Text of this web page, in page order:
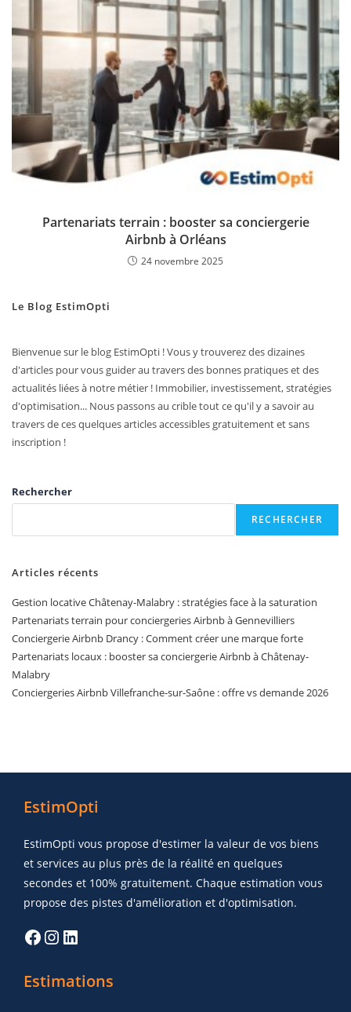
Partenariats terrain : booster sa conciergerie
Airbnb à Orléans
24 novembre 2025
Le Blog EstimOpti
Bienvenue sur le blog EstimOpti ! Vous y trouverez des dizaines
d'articles pour vous guider au travers des bonnes pratiques et des
actualités liées à notre métier ! Immobilier, investissement, stratégies
d'optimisation... Nous passons au crible tout ce qu'il y a savoir au
travers de ces quelques articles accessibles gratuitement et sans
inscription !
Rechercher
RECHERCHER
Articles récents
Gestion locative Châtenay-Malabry : stratégies face à la saturation
Partenariats terrain pour conciergeries Airbnb à Gennevilliers
Conciergerie Airbnb Drancy : Comment créer une marque forte
Partenariats locaux : booster sa conciergerie Airbnb à Châtenay-
Malabry
Conciergeries Airbnb Villefranche-sur-Saône : offre vs demande 2026
EstimOpti
EstimOpti vous propose d'estimer la valeur de vos biens
et services au plus près de la réalité en quelques
secondes et 100% gratuitement. Chaque estimation vous
propose des pistes d'amélioration et d'optimisation.
Estimations